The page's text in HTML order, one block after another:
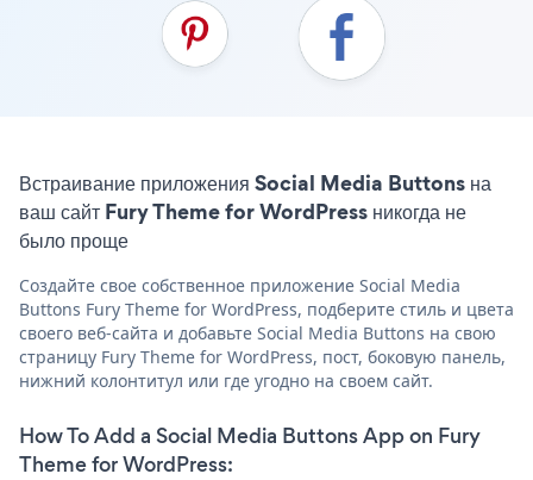
Встраивание приложения Social Media Buttons на
ваш сайт Fury Theme for WordPress никогда не
было проще
Создайте свое собственное приложение Social Media
Buttons Fury Theme for WordPress, подберите стиль и цвета
своего веб-сайта и добавьте Social Media Buttons на свою
страницу Fury Theme for WordPress, пост, боковую панель,
нижний колонтитул или где угодно на своем сайт.
How To Add a Social Media Buttons App on Fury
Theme for WordPress: